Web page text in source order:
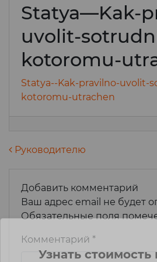
Statya—Kak-
uvolit-
kotoromu-
Statya--Kak-pravilno-uvolit-
kotoromu-utrachen
Навигация по
Руководителю
Добавить комментарий
Ваш адрес email не будет
Обязательные поля
Комментарий *
Узнать стоимость